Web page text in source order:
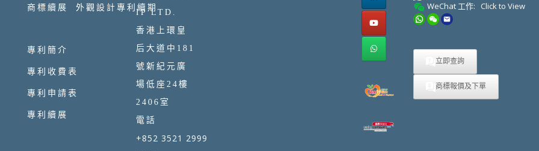
商標續展
專利簡介
專利收費表
專利申請表
專利續展
外觀設計專利續期IP LTD.
香港上環皇
后大道中181
號新紀元廣
場低座24樓
2406室
電話
+852 3521 2999
WeChat 工作:
Click to View
立即查詢
商標報價及下單